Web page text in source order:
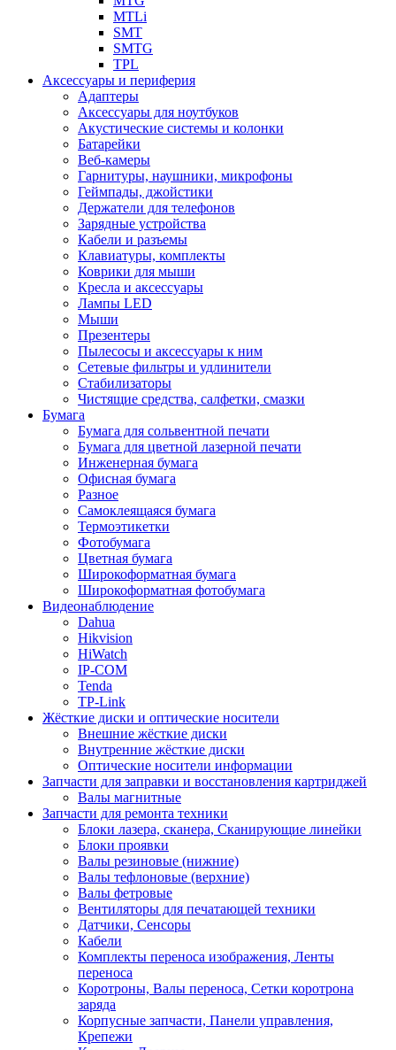
MTLi
SMT
SMTG
TPL
Аксессуары и периферия
Адаптеры
Аксессуары для ноутбуков
Акустические системы и колонки
Батарейки
Веб-камеры
Гарнитуры, наушники, микрофоны
Геймпады, джойстики
Держатели для телефонов
Зарядные устройства
Кабели и разъемы
Клавиатуры, комплекты
Коврики для мыши
Кресла и аксессуары
Лампы LED
Мыши
Презентеры
Пылесосы и аксессуары к ним
Сетевые фильтры и удлинители
Стабилизаторы
Чистящие средства, салфетки, смазки
Бумага
Бумага для сольвентной печати
Бумага для цветной лазерной печати
Инженерная бумага
Офисная бумага
Разное
Самоклеящаяся бумага
Термоэтикетки
Фотобумага
Цветная бумага
Широкоформатная бумага
Широкоформатная фотобумага
Видеонаблюдение
Dahua
Hikvision
HiWatch
IP-COM
Tenda
TP-Link
Жёсткие диски и оптические носители
Внешние жёсткие диски
Внутренние жёсткие диски
Оптические носители информации
Запчасти для заправки и восстановления картриджей
Валы магнитные
Запчасти для ремонта техники
Блоки лазера, сканера, Сканирующие линейки
Блоки проявки
Валы резиновые (нижние)
Валы тефлоновые (верхние)
Валы фетровые
Вентиляторы для печатающей техники
Датчики, Сенсоры
Кабели
Комплекты переноса изображения, Ленты
переноса
Коротроны, Валы переноса, Сетки коротрона
заряда
Корпусные запчасти, Панели управления,
Крепежи